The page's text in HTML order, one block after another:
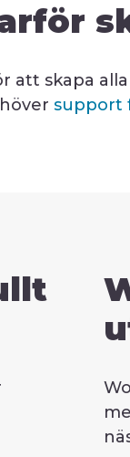
att skapa
support